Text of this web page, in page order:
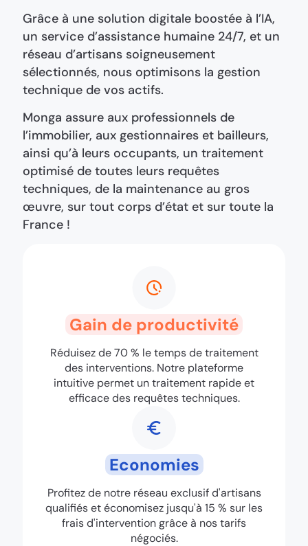
Grâce à une solution digitale boostée à l’IA,
un service d’assistance humaine 24/7, et un
réseau d’artisans soigneusement
sélectionnés, nous optimisons la gestion
technique de vos actifs.
Monga assure aux professionnels de
l’immobilier, aux gestionnaires et bailleurs,
ainsi qu’à leurs occupants, un traitement
optimisé de toutes leurs requêtes
techniques, de la maintenance au gros
œuvre, sur tout corps d’état et sur toute la
France !
Gain de productivité
Réduisez de 70 % le temps de traitement
des interventions. Notre plateforme
intuitive permet un traitement rapide et
efficace des requêtes techniques.
Economies
Profitez de notre réseau exclusif d'artisans
qualifiés et économisez jusqu'à 15 % sur les
frais d'intervention grâce à nos tarifs
négociés.